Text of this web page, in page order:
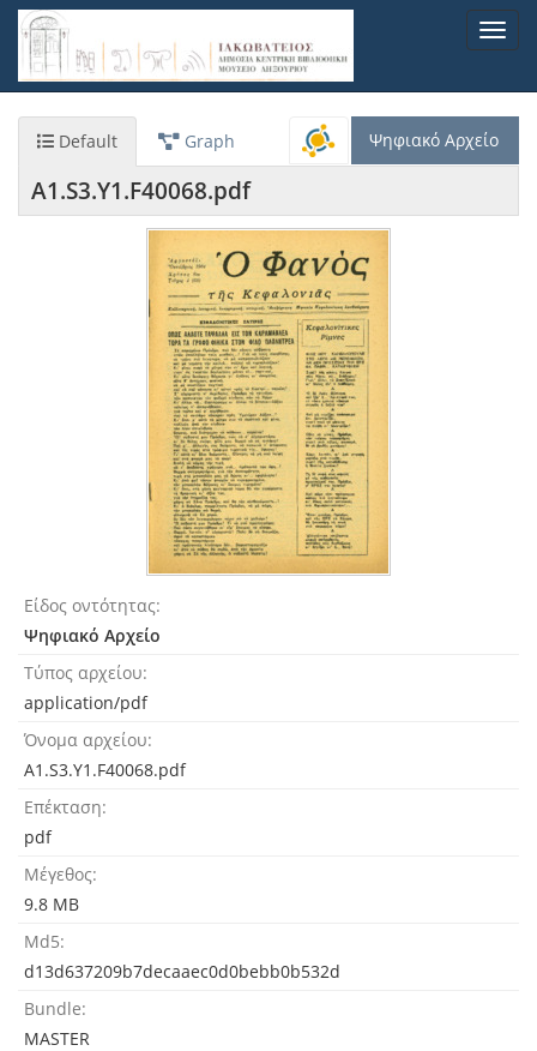
Παράκαμψη
προς
κυρίως
Default Graph Ψηφιακό Αρχείο
A1.S3.Y1.F40068.pdf
Είδος οντότητας
Ψηφιακό Αρχείο
Τύπος αρχείου
application/pdf
Όνομα αρχείου
A1.S3.Y1.F40068.pdf
Επέκταση
pdf
Μέγεθος
9.8 MB
Md5
d13d637209b7decaaec0d0bebb0b532d
Bundle
MASTER